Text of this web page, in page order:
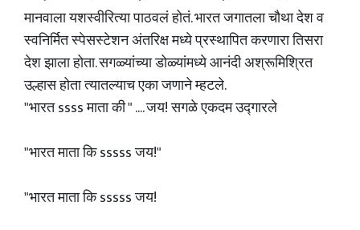
मानवाला यशस्वीरित्या पाठवलं होतं. भारत जगातला चौथा देश व
स्वनिर्मित स्पेसस्टेशन अंतरिक्ष मध्ये प्रस्थापित करणारा तिसरा
देश झाला होता. सगळ्यांच्या डोळ्यांमध्ये आनंदी अश्रूमिश्रित
उल्हास होता त्यातल्याच एका जणाने म्हटले.
"भारत ssss माता की " .... जय! सगळे एकदम उद्गारले
"भारत माता कि sssss जय!"
"भारत माता कि sssss जय!